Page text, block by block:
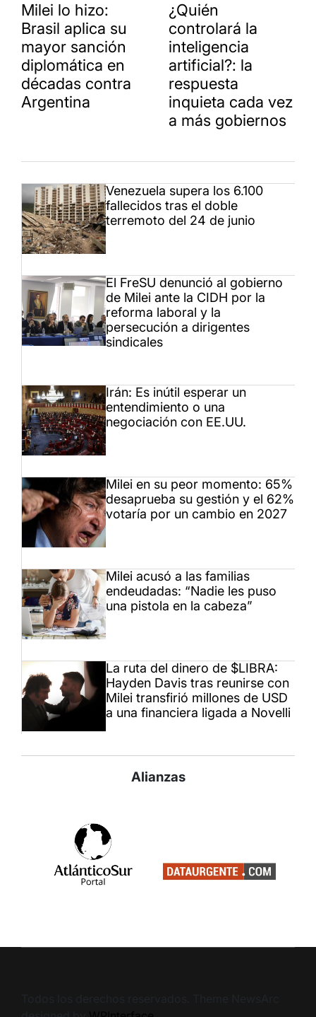
Milei lo hizo:
Brasil aplica su
mayor sanción
diplomática en
décadas contra
Argentina
¿Quién
controlará la
inteligencia
artificial?: la
respuesta
inquieta cada vez
a más gobiernos
Venezuela supera los 6.100
fallecidos tras el doble
terremoto del 24 de junio
El FreSU denunció al gobierno
de Milei ante la CIDH por la
reforma laboral y la
persecución a dirigentes
sindicales
Irán: Es inútil esperar un
entendimiento o una
negociación con EE.UU.
Milei en su peor momento: 65%
desaprueba su gestión y el 62%
votaría por un cambio en 2027
Milei acusó a las familias
endeudadas: “Nadie les puso
una pistola en la cabeza”
La ruta del dinero de $LIBRA:
Hayden Davis tras reunirse con
Milei transfirió millones de USD
a una financiera ligada a Novelli
Alianzas